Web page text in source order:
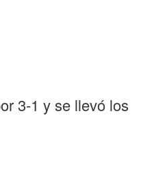
3-1 y se llevó los